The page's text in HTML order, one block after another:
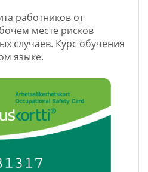
работников от
месте рисков
случаев. Курс обучения
языке.